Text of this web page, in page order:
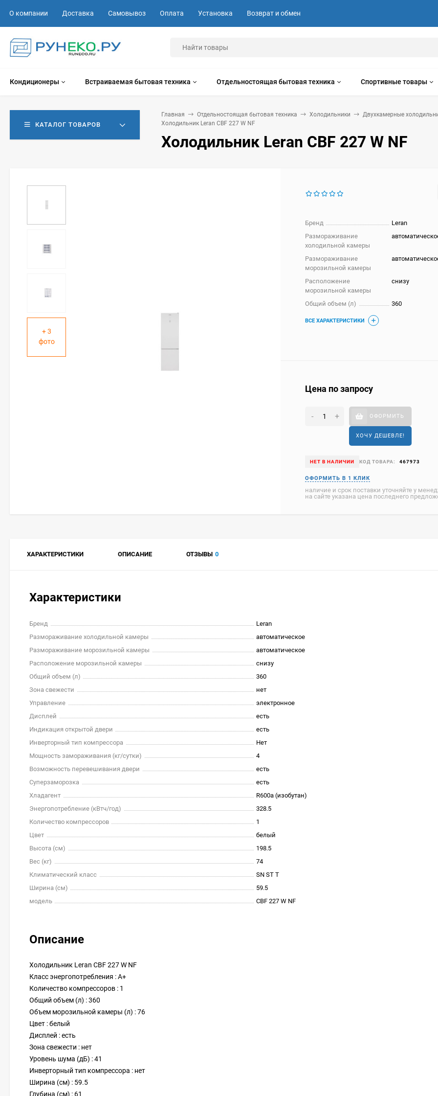
О компании Доставка Самовывоз Оплата Установка Возврат и обмен
Кондиционеры Встраиваемая бытовая техника Отдельностоящая бытовая техника Спортивные товары
КАТАЛОГ ТОВАРОВ
Главная Отдельностоящая бытовая техника Холодильники
Двухкамерные
Холодильник Leran CBF 227 W NF
Холодильник Leran CBF 227 W NF
+ 3
фото
Бренд
Leran
Размораживание
холодильной камеры
Размораживание
морозильной камеры
Расположение
морозильной камеры
снизу
Общий объем (л) 360
ВСЕ ХАРАКТЕРИСТИКИ
Цена по запросу
- + ОФОРМИТЬ
ХОЧУ ДЕШЕВЛЕ!
НЕТ В НАЛИЧИИ КОД ТОВАРА: 467973
наличие и срок поставки уточняйте у
на сайте указана цена последнего
ХАРАКТЕРИСТИКИ ОПИСАНИЕ ОТЗЫВЫ 0
Характеристики
Бренд
Leran
Размораживание холодильной камеры
автоматическое
Размораживание морозильной камеры
автоматическое
Расположение морозильной камеры
снизу
Общий объем (л)
360
Зона свежести
нет
Управление
электронное
Дисплей
есть
Индикация открытой двери
есть
Инверторный тип компрессора
Нет
Мощность замораживания (кг/cутки)
4
Возможность перевешивания двери
есть
Суперзаморозка
есть
Хладагент
R600a (изобутан)
Энергопотребление (кВтч/год)
328.5
Количество компрессоров
1
Цвет
белый
Высота (см)
198.5
Вес (кг)
74
Климатический класс
SN ST T
Ширина (см)
59.5
модель
CBF 227 W NF
Описание
Холодильник Leran CBF 227 W NF
Класс энергопотребления : A+
Количество компрессоров : 1
Общий объем (л) : 360
Объем морозильной камеры (л) : 76
Цвет : белый
Дисплей : есть
Зона свежести : нет
Уровень шума (дБ) : 41
Инверторный тип компрессора : нет
Ширина (см) : 59.5
Глубина (см) : 61